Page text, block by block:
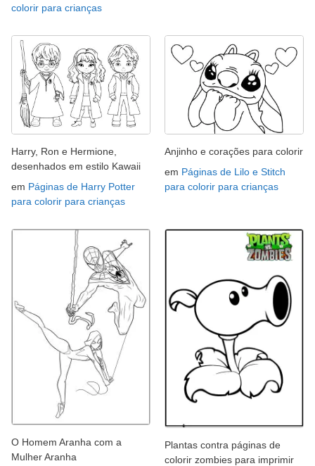
colorir para crianças
Harry, Ron e Hermione,
desenhados em estilo Kawaii
em Páginas de Harry Potter
para colorir para crianças
Anjinho e corações para colorir
em Páginas de Lilo e Stitch
para colorir para crianças
O Homem Aranha com a
Mulher Aranha
Plantas contra páginas de
colorir zombies para imprimir